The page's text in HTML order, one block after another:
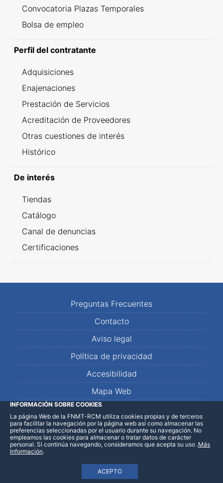
Convocatoria Plazas Temporales
Bolsa de empleo
Perfil del contratante
Adquisiciones
Enajenaciones
Prestación de Servicios
Acreditación de Proveedores
Otras cuestiones de interés
Histórico
De interés
Tiendas
Catálogo
Canal de denuncias
Certificaciones
Preguntas Frecuentes
Contacto
Aviso legal
Política de privacidad
Accesibilidad
Mapa Web
LinkedInFacebookWhatsApp
INFORMACIÓN SOBRE COOKIES
La página Web de la FNMT-RCM utiliza cookies propias y de terceros
para facilitar la navegación por la página web así como almacenar las
preferencias seleccionadas por el usuario durante su navegación. No
empleamos las cookies para almacenar o tratar datos de carácter
personal. Si continúa navegando, consideramos que acepta su uso
ACEPTO
.Más
Información.